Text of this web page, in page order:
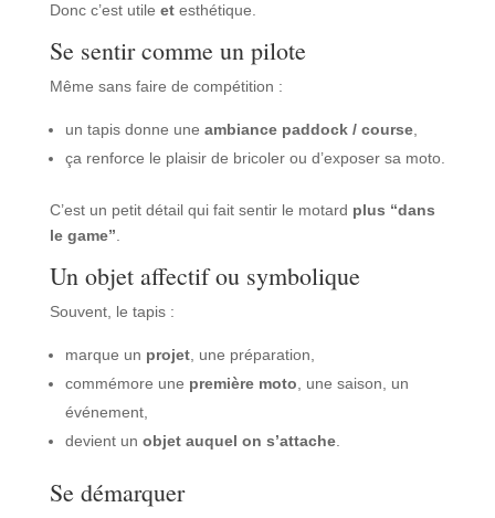
Donc c’est utile etesthétique.
Se sentir comme un pilote
Même sans faire de compétition :
un tapis donne une ambiance paddock / course,
ça renforce le plaisir de bricoler ou d’exposer sa moto.
C’est un petit détail qui fait sentir le motard plus “dans
le game”
Un objet affectif ou symbolique
Souvent, le tapis :
marque un projet, une préparation,
commémore une première moto , une saison, un
événement,
devient un objet auquel on s’attache.
Se démarquer